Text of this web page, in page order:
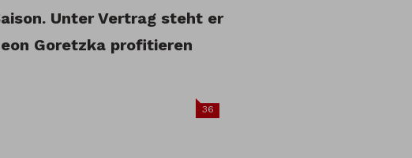
Unter Vertrag steht er
Goretzka profitieren
36